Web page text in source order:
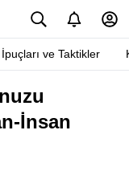
İpuçları ve Taktikler
İnsan